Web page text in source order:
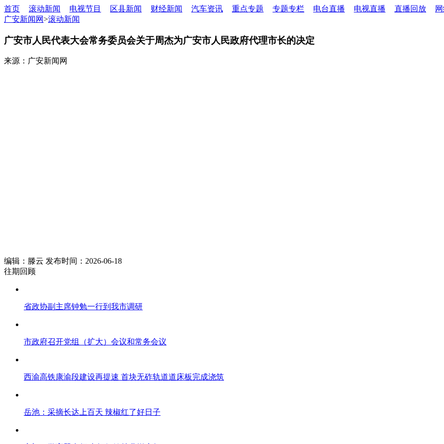
首页 滚动新闻 电视节目 区县新闻 财经新闻 汽车资讯 重点专题 专题专栏 电台直播 电视直播 直播回放
广安新闻网>滚动新闻
广安市人民代表大会常务委员会关于周杰为广安市人民政府代理市长的决定
来源：广安新闻网
编辑：滕云 发布时间：2026-06-18
往期回顾
省政协副主席钟勉一行到我市调研
市政府召开党组（扩大）会议和常务会议
西渝高铁康渝段建设再提速 首块无砟轨道道床板完成浇筑
岳池：采摘长达上百天 辣椒红了好日子